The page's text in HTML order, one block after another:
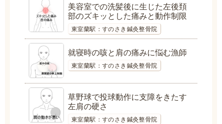
美容室での洗髪後に生じた左後頚
部のズキッとした痛みと動作制限
東室蘭駅：すのさき鍼灸整骨院
就寝時の咳と肩の痛みに悩む漁師
東室蘭駅：すのさき鍼灸整骨院
草野球で投球動作に支障をきたす
左肩の硬さ
東室蘭駅：すのさき鍼灸整骨院